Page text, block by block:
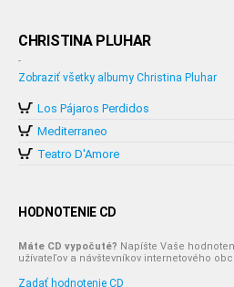
CHRISTINA PLUHAR
-
Zobraziť všetky albumy Christina Pluhar
Los Pájaros Perdidos
Mediterraneo
Teatro D'Amore
HODNOTENIE CD
Máte CD vypočuté? Napíšte Vaše
užívateľov a návštevníkov internetového
Zadať hodnotenie CD